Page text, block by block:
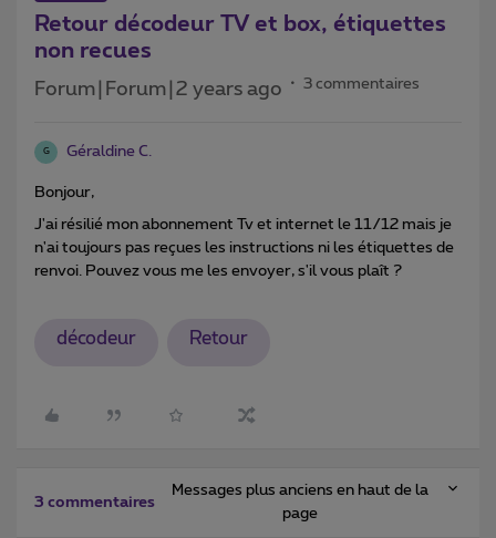
Retour décodeur TV et box, étiquettes
non recues
Forum|Forum|2 years ago 3 commentaires
G Géraldine C.
Bonjour,
J'ai résilié mon abonnement Tv et internet le 11/12 mais je
n'ai toujours pas reçues les instructions ni les étiquettes de
renvoi. Pouvez vous me les envoyer, s'il vous plaît ?
décodeur Retour
3 commentaires
Messages plus anciens en haut de la
page